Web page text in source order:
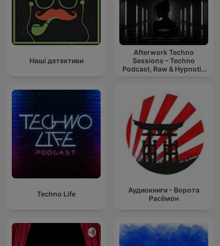
Наші детективи
Afterwork Techno
Sessions – Techno
Podcast, Raw & Hypnotic
Techno Life
Аудиокниги - Ворота
Расёмон